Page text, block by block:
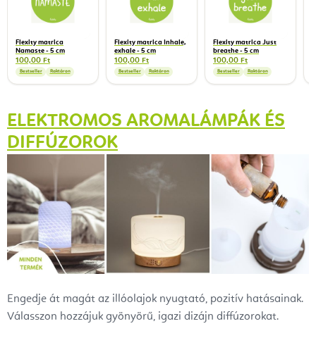
Flexity matrica
Namaste - 5 cm
100,00 Ft
Bestseller Raktáron
Flexity matrica Inhale,
exhale - 5 cm
100,00 Ft
Bestseller Raktáron
Flexity matrica Just
breathe - 5 cm
100,00 Ft
Bestseller Raktáron
ELEKTROMOS AROMALÁMPÁK ÉS
DIFFÚZOROK
Engedje át magát az illóolajok nyugtató, pozitív hatásainak.
Válasszon hozzájuk gyönyörű, igazi dizájn diffúzorokat.